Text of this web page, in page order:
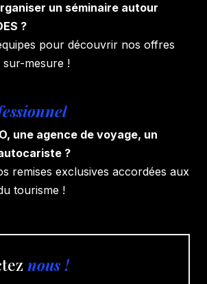
un séminaire autour
?
pour découvrir nos offres
sur-mesure !
une agence de voyage, un
?
remises exclusives accordées aux
tourisme !
nous !